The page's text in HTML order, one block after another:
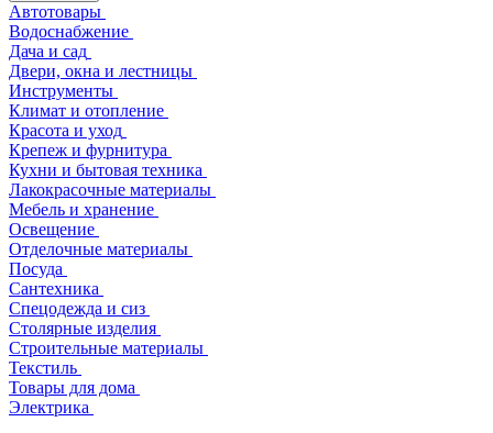
Автотовары
Водоснабжение
Дача и сад
Двери, окна и лестницы
Инструменты
Климат и отопление
Красота и уход
Крепеж и фурнитура
Кухни и бытовая техника
Лакокрасочные материалы
Мебель и хранение
Освещение
Отделочные материалы
Посуда
Сантехника
Спецодежда и сиз
Столярные изделия
Строительные материалы
Текстиль
Товары для дома
Электрика